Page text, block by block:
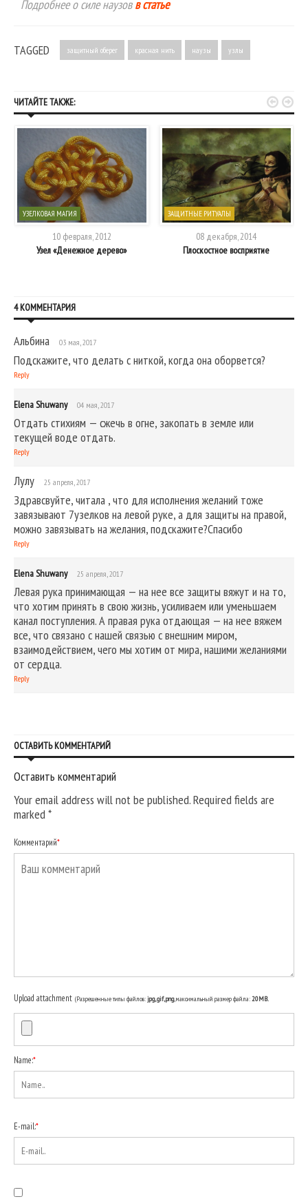
Подробнее о силе наузовв статье
TAGGED защитный оберег красная нить наузы узлы
ЧИТАЙТЕ ТАКЖЕ:
УЗЕЛКОВАЯ МАГИЯ
10 февраля, 2012
Узел «Денежное дерево»
ЗАЩИТНЫЕ РИТУАЛЫ
08 декабря, 2014
Плоскостное восприятие
 
4 КОММЕНТАРИЯ
Альбина 03 мая, 2017
Подскажите, что делать с ниткой, когда она оборвется?
Reply
Elena Shuwany 04 мая, 2017
Отдать стихиям — сжечь в огне, закопать в земле или
текущей воде отдать.
Reply
Лулу 25 апреля, 2017
Здравсвуйте, читала , что для исполнения желаний тоже
завязывают 7узелков на левой руке, а для защиты на правой,
можно завязывать на желания, подскажите?Спасибо
Reply
Elena Shuwany 25 апреля, 2017
Левая рука принимающая — на нее все защиты вяжут и на то,
что хотим принять в свою жизнь, усиливаем или уменьшаем
канал поступления. А правая рука отдающая — на нее вяжем
все, что связано с нашей связью с внешним миром,
взаимодействием, чего мы хотим от мира, нашими желаниями
от сердца.
Reply
ОСТАВИТЬ КОММЕНТАРИЙ
Оставить комментарий
Your email address will not be published. Required fields are
marked*
Комментарий*
Upload attachment (Разрешенные типы файлов:jpg, gif, png, максимальный размер файла:20MB.
Name:*
E-mail:*